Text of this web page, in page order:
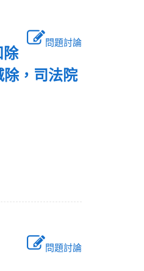
問題討論
除
，司法院
問題討論